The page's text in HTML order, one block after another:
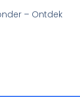
– Ontdek